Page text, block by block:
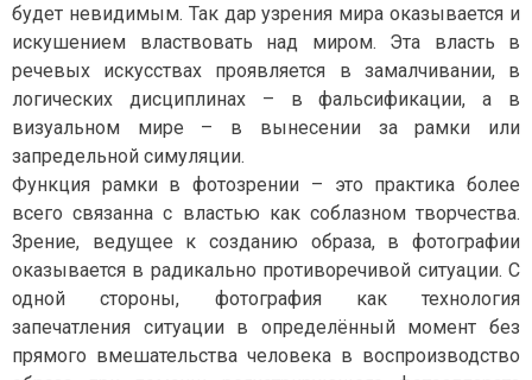
будет невидимым. Так дар узрения мира оказывается и
искушением властвовать над миром. Эта власть в
речевых искусствах проявляется в замалчивании, в
логических дисциплинах – в фальсификации, а в
визуальном мире – в вынесении за рамки или
запредельной симуляции.
Функция рамки в фотозрении – это практика более
всего связанна с властью как соблазном творчества.
Зрение, ведущее к созданию образа, в фотографии
оказывается в радикально противоречивой ситуации. С
одной стороны, фотография как технология
запечатления ситуации в определённый момент без
прямого вмешательства человека в воспроизводство